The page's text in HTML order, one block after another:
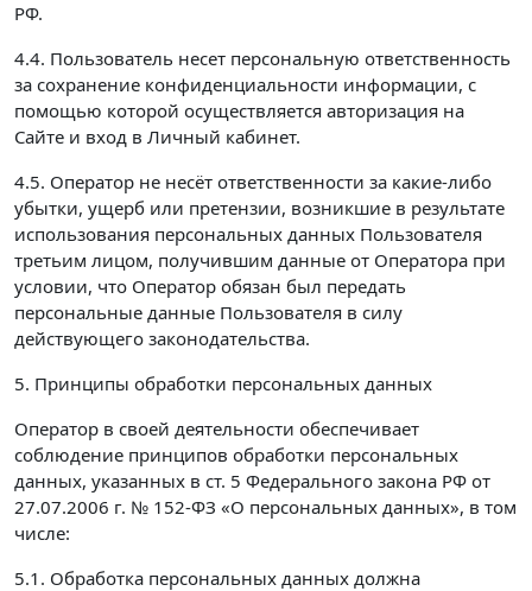
РФ.
4.4. Пользователь несет персональную ответственность
за сохранение конфиденциальности информации, с
помощью которой осуществляется авторизация на
Сайте и вход в Личный кабинет.
4.5. Оператор не несёт ответственности за какие-либо
убытки, ущерб или претензии, возникшие в результате
использования персональных данных Пользователя
третьим лицом, получившим данные от Оператора при
условии, что Оператор обязан был передать
персональные данные Пользователя в силу
действующего законодательства.
5. Принципы обработки персональных данных
Оператор в своей деятельности обеспечивает
соблюдение принципов обработки персональных
данных, указанных в ст. 5 Федерального закона РФ от
27.07.2006 г. № 152-ФЗ «О персональных данных», в том
числе:
5.1. Обработка персональных данных должна